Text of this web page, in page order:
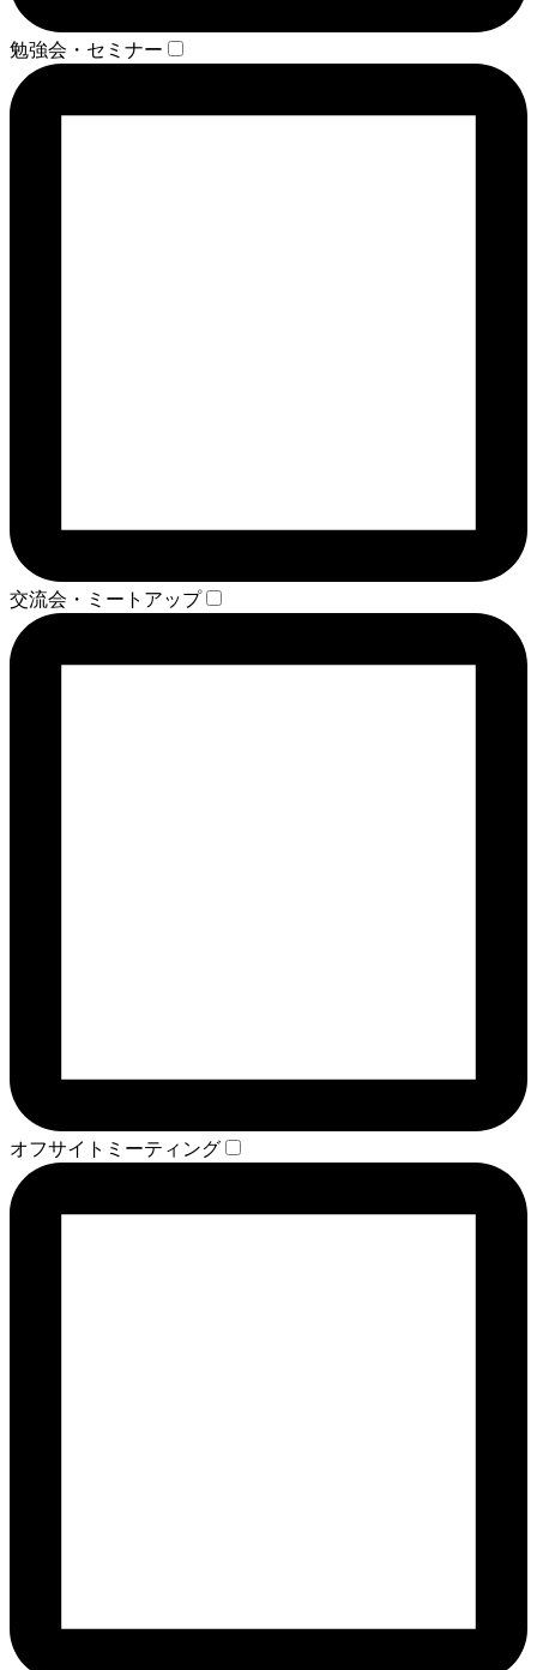
勉強会・セミナー
交流会・ミートアップ
オフサイトミーティング